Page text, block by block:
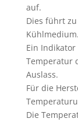
auf.
Dies führt
Kühlmedium.
Ein
Temperatur
Auslass.
Für die
Die